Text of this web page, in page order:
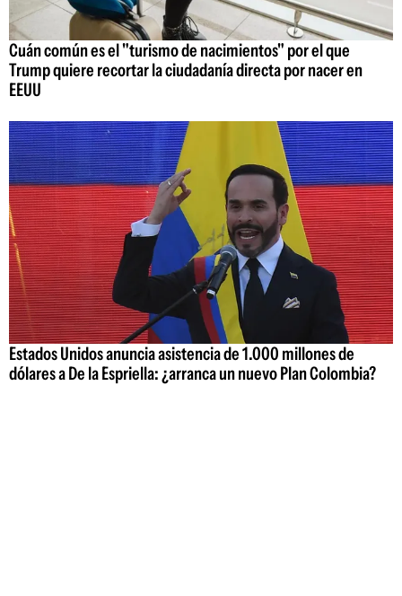
Cuán común es el "turismo de nacimientos" por el que
Trump quiere recortar la ciudadanía directa por nacer en
EEUU
Estados Unidos anuncia asistencia de 1.000 millones de
dólares a De la Espriella: ¿arranca un nuevo Plan Colombia?